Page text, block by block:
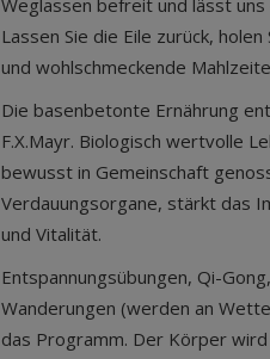
Weglassen befreit und lässt
Lassen Sie die Eile zurück,
und wohlschmeckende
Die basenbetonte Ernährung
F.X.Mayr. Biologisch wertvolle
bewusst in Gemeinschaft
Verdauungsorgane, stärkt das
und Vitalität.
Entspannungsübungen, Qi-
Wanderungen (werden an
das Programm. Der Körper wird